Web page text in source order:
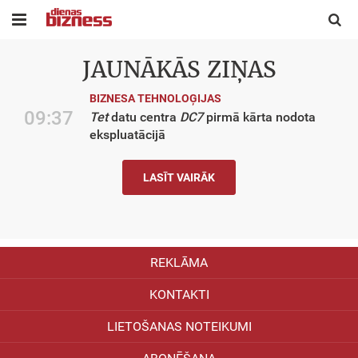
 
JAUNĀKĀS ZIŅAS
09:37
BIZNESA TEHNOLOĢIJAS
Tetdatu centra DC7pirmā kārta nodota
ekspluatācijā
LASĪT VAIRĀK
REKLĀMA
KONTAKTI
LIETOŠANAS NOTEIKUMI